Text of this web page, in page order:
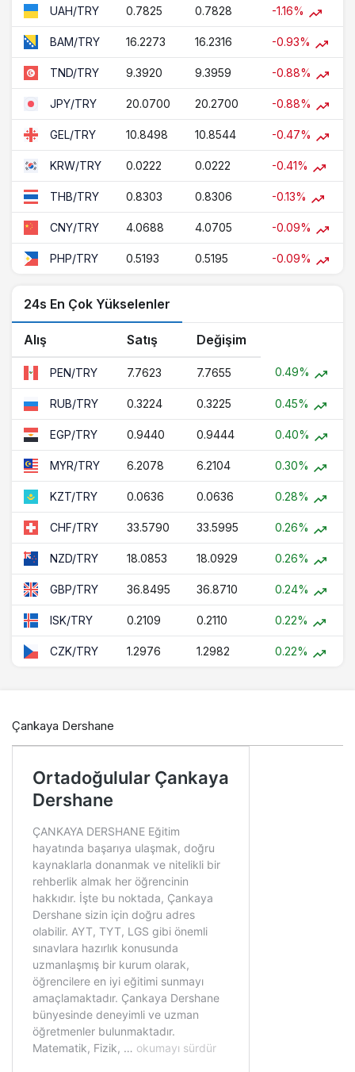
UAH/TRY 0.7825 0.7828 -1.16%
BAM/TRY 16.2273 16.2316 -0.93%
TND/TRY 9.3920 9.3959 -0.88%
JPY/TRY 20.0700 20.2700 -0.88%
GEL/TRY 10.8498 10.8544 -0.47%
KRW/TRY 0.0222 0.0222 -0.41%
THB/TRY 0.8303 0.8306 -0.13%
CNY/TRY 4.0688 4.0705 -0.09%
PHP/TRY 0.5193 0.5195 -0.09%
24s En Çok Yükselenler
Alış Satış Değişim
PEN/TRY 7.7623 7.7655 0.49%
RUB/TRY 0.3224 0.3225 0.45%
EGP/TRY 0.9440 0.9444 0.40%
MYR/TRY 6.2078 6.2104 0.30%
KZT/TRY 0.0636 0.0636 0.28%
CHF/TRY 33.5790 33.5995 0.26%
NZD/TRY 18.0853 18.0929 0.26%
GBP/TRY 36.8495 36.8710 0.24%
ISK/TRY 0.2109 0.2110 0.22%
CZK/TRY 1.2976 1.2982 0.22%
Çankaya Dershane